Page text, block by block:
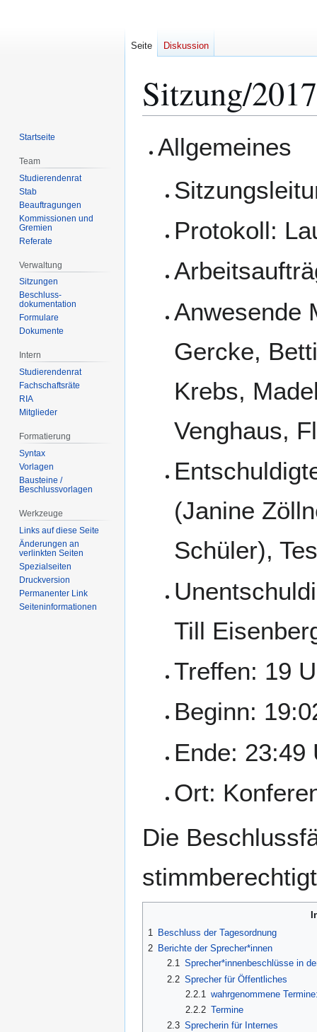
Sitzung/
Navigation
SucheAllgemeines
Protokoll:
Anwesende
Gercke,
Krebs,
Venghaus,
(Janine
Schüler),
Till
Treffen: 19
Beginn:
Ende: 23:49
Ort:
Die
1 Beschluss der Tagesordnung
2 Berichte der Sprecher*innen
2.1 Sprecher*innenbeschlüsse in
2.2 Sprecher für Öffentliches
2.2.1
wahrgenommene
2.2.2 Termine
2.3 Sprecherin für Internes
Seite Diskussion
Startseite
Team
Studierendenrat
Stab
Beauftragungen
Kommissionen und
Gremien
Referate
Verwaltung
Sitzungen
Beschluss-
dokumentation
Formulare
Dokumente
Intern
Studierendenrat
Fachschaftsräte
RIA
Mitglieder
Formatierung
Syntax
Vorlagen
Bausteine /
Beschlussvorlagen
Werkzeuge
Links auf diese Seite
Änderungen an
verlinkten Seiten
Spezialseiten
Druckversion
Permanenter Link
Seiten­­informationen